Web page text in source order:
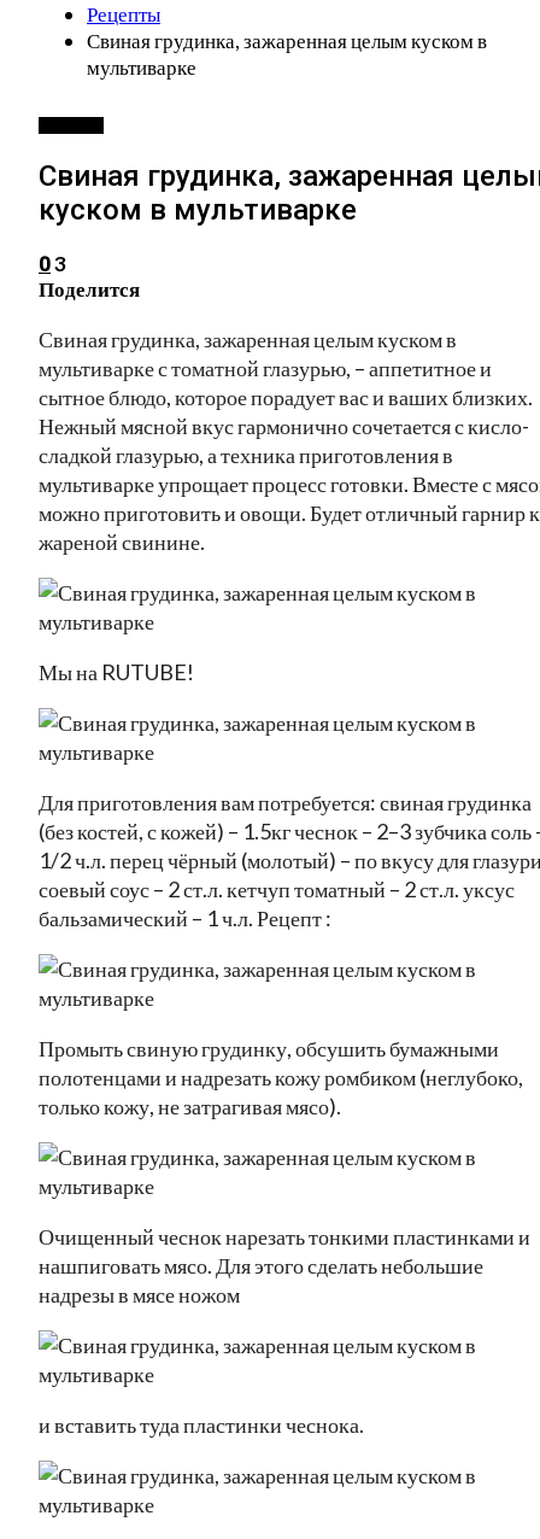
Рецепты
Свиная грудинка, зажаренная целым куском в
мультиварке
Свиная грудинка, зажаренная
куском в мультиварке
03
Поделится
Свиная грудинка, зажаренная целым куском в
мультиварке с томатной глазурью, – аппетитное и
сытное блюдо, которое порадует вас и ваших близких.
Нежный мясной вкус гармонично сочетается с кисло-
сладкой глазурью, а техника приготовления в
мультиварке упрощает процесс готовки. Вместе с
можно приготовить и овощи. Будет отличный гарнир к
жареной свинине.
Мы на RUTUBE!
Для приготовления вам потребуется: свиная грудинка
(без костей, с кожей) – 1.5кг чеснок – 2–3 зубчика соль
1/2 ч.л. перец чёрный (молотый) – по вкусу для
соевый соус – 2 ст.л. кетчуп томатный – 2 ст.л. уксус
бальзамический – 1 ч.л. Рецепт :
Промыть свиную грудинку, обсушить бумажными
полотенцами и надрезать кожу ромбиком (неглубоко,
только кожу, не затрагивая мясо).
Очищенный чеснок нарезать тонкими пластинками и
нашпиговать мясо. Для этого сделать небольшие
надрезы в мясе ножом
и вставить туда пластинки чеснока.